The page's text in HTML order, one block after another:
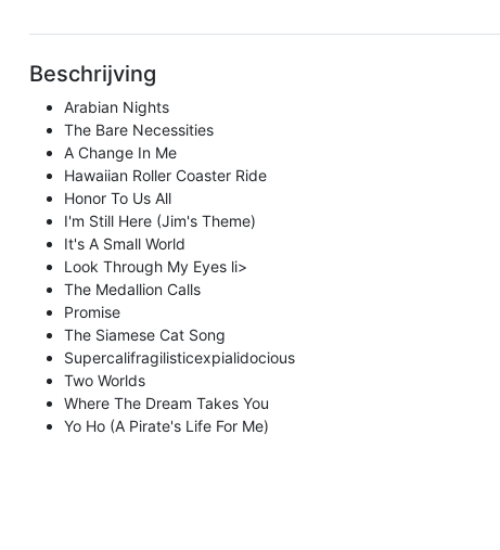
Beschrijving
Arabian Nights
The Bare Necessities
A Change In Me
Hawaiian Roller Coaster Ride
Honor To Us All
I'm Still Here (Jim's Theme)
It's A Small World
Look Through My Eyes li>
The Medallion Calls
Promise
The Siamese Cat Song
Supercalifragilisticexpialidocious
Two Worlds
Where The Dream Takes You
Yo Ho (A Pirate's Life For Me)